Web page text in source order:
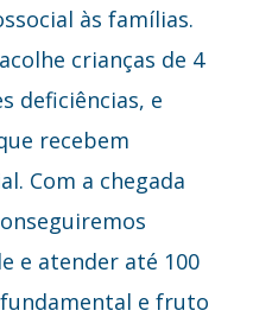
às famílias.
crianças de 4
deficiências, e
recebem
Com a chegada
e atender até 100
fundamental e fruto